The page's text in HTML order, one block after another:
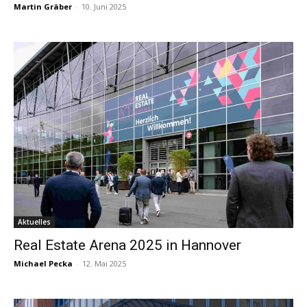
Martin Gräber - 10. Juni 2025
Aktuelles
Real Estate Arena 2025 in Hannover
Michael Pecka - 12. Mai 2025